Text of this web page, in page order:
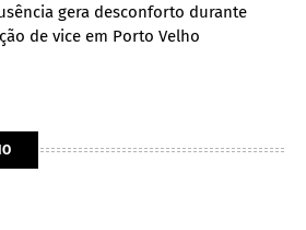
gera desconforto durante
de vice em Porto Velho